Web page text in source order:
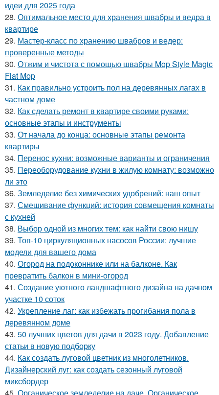
идеи для 2025 года
28. Оптимальное место для хранения швабры и ведра в
квартире
29. Мастер-класс по хранению швабров и ведер:
проверенные методы
30. Отжим и чистота с помощью швабры Mop Style Magic
Flat Mop
31. Как правильно устроить пол на деревянных лагах в
частном доме
32. Как сделать ремонт в квартире своими руками:
основные этапы и инструменты
33. От начала до конца: основные этапы ремонта
квартиры
34. Перенос кухни: возможные варианты и ограничения
35. Переоборудование кухни в жилую комнату: возможно
ли это
36. Земледелие без химических удобрений: наш опыт
37. Смешивание функций: история совмещения комнаты
с кухней
38. Выбор одной из многих тем: как найти свою нишу
39. Топ-10 циркуляционных насосов России: лучшие
модели для вашего дома
40. Огород на подоконнике или на балконе. Как
превратить балкон в мини-огород
41. Создание уютного ландшафтного дизайна на дачном
участке 10 соток
42. Укрепление лаг: как избежать прогибания пола в
деревянном доме
43. 50 лучших цветов для дачи в 2023 году. Добавление
статьи в новую подборку
44. Как создать луговой цветник из многолетников.
Дизайнерский луг: как создать сезонный луговой
миксбордер